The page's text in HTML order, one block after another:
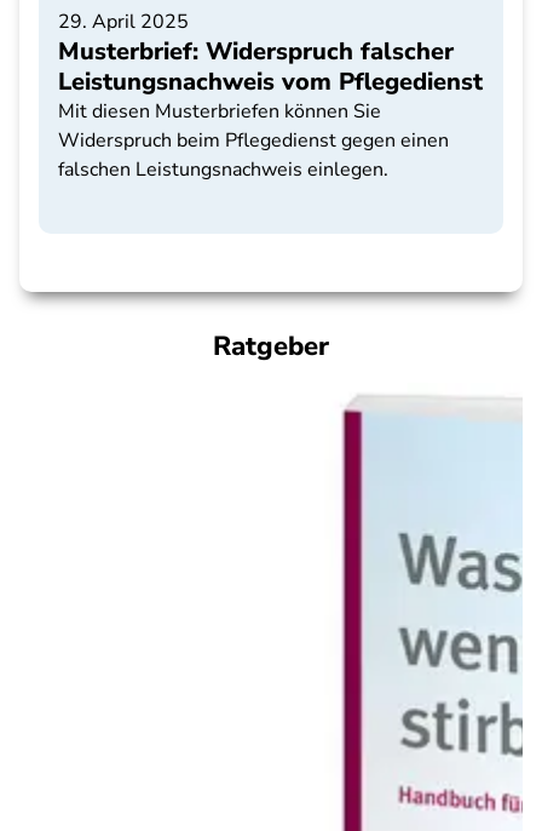
29. April 2025
Musterbrief: Widerspruch falscher
Leistungsnachweis vom Pflegedienst
Mit diesen Musterbriefen können Sie
Widerspruch beim Pflegedienst gegen einen
falschen Leistungsnachweis einlegen.
Ratgeber